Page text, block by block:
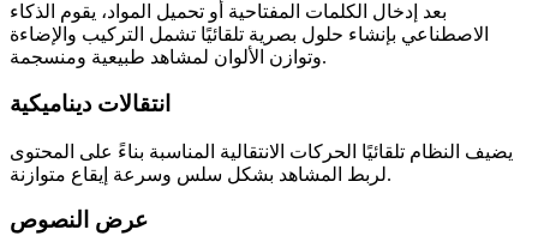
بعد إدخال الكلمات المفتاحية أو تحميل المواد، يقوم الذكاء
الاصطناعي بإنشاء حلول بصرية تلقائيًا تشمل التركيب والإضاءة
وتوازن الألوان لمشاهد طبيعية ومنسجمة.
انتقالات ديناميكية
يضيف النظام تلقائيًا الحركات الانتقالية المناسبة بناءً على المحتوى
لربط المشاهد بشكل سلس وسرعة إيقاع متوازنة.
عرض النصوص